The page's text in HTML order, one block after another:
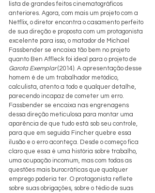
lista de grandes feitos cinematográficos
anteriores. Agora, com mais um projeto com a
Netflix, o diretor encontra o casamento perfeito
de sua direção e proposta com um protagonista
excelente para isso, o matador de Michael
Fassbender se encaixa tão bem no projeto
quanto Ben Affleck foi ideal para o projeto de
Garota Exemplar (2014). A apresentação desse
homem é de um trabalhador metódico,
calculista, atento a todo e qualquer detalhe,
parecendo incapaz de cometer um erro.
Fassbender se encaixa nas engrenagens
dessa direção meticulosa para montar uma
aparência de que tudo está sob seu controle,
para que em seguida Fincher quebre essa
ilusão e o erro aconteça. Desde o começo fica
claro que essa é uma história sobre trabalho,
uma ocupação incomum, mas com todas as
questões mais burocráticas que qualquer
emprego poderia ter. O protagonista reflete
sobre suas obrigações, sobre o tédio de suas